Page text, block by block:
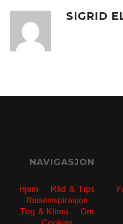
SIGRID
NAVIGASJON
Hjem
Råd & Tips
Reiseinspirasjon
Tog & Klima
Om